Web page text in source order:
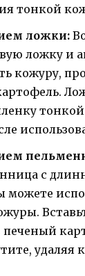
тонкой
ложки:
ложку и
кожуру,
с
можете
удаляя